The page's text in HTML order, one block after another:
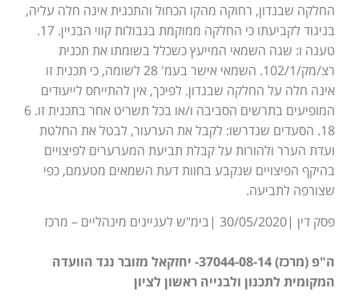
החלקה שבנדון, רחוקה מהקו הכחול והתכנית אינה חלה עליה,
בניגוד לקביעתו כי החלקה ממוקמת בגבולות קווי הבניין. 17.
טענה ו: שגה השמאי המייעץ כשכלל בשומתו את תכנית
רצ/מק/102/1. השמאי אישר בעמ' 28 לשומה, כי תכנית זו
אינה חלה על החלקה שבנדון. לפיכך, אין להתייחס לייעודים
המופיעים בתרשים הסביבה ו/או בכל תשריט אחר בתכנית זו. 6
18. הסעדים שנדרשו: לקבל את הערעור, לבטל את החלטת
ועדת הערר ולהורות על קבלת תביעת המערערים לפיצויים
בהיקף הפיצויים שנקבע בחוות דעת השמאים מטעמם, כפי
שצורפה לתביעה.
פסק דין |30/05/2020 |בימ"ש לעניינים מינהליים – מרכז
ה"פ (מרכז) 37044-08-14- יחזקאל מזובר נגד הוועדה
המקומית לתכנון ולבנייה ראשון לציון